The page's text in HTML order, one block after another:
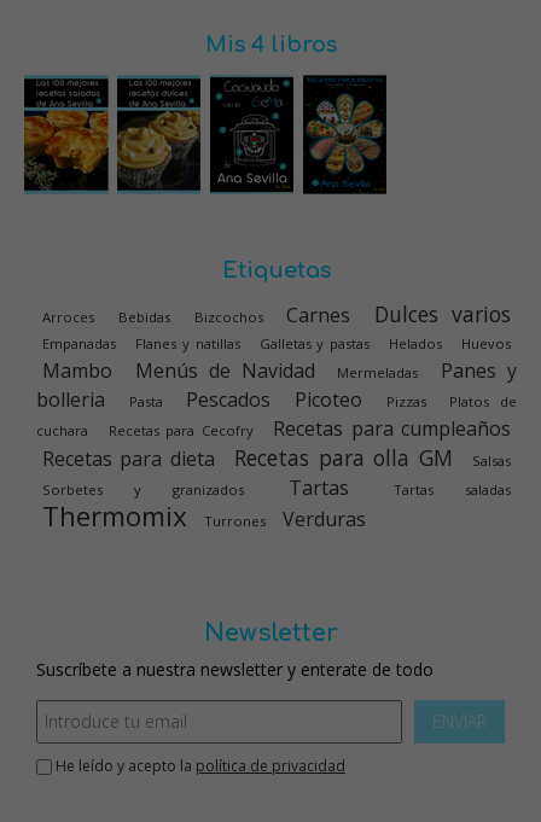
Mis 4 libros
Etiquetas
Arroces Bebidas Bizcochos Carnes Dulces varios
Empanadas Flanes y natillas Galletas y pastas Helados Huevos
Mambo Menús de Navidad Mermeladas
Panes y
bolleria
Pasta Pescados Picoteo Pizzas
Platos de
cuchara
Recetas para Cecofry
Recetas para cumpleaños
Recetas para dieta
Recetas para olla GM
Salsas
Sorbetes y granizados
Tartas Tartas saladas
Thermomix Turrones Verduras
Newsletter
Suscríbete a nuestra newsletter y enterate de todo
ENVIAR
He leído y acepto la política de privacidad